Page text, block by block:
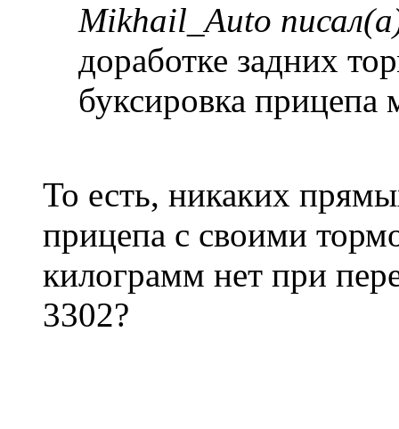
Mikhail_Auto
доработке задних
буксировка прицепа
То есть, никаких
прицепа с своими
килограмм нет при
3302?